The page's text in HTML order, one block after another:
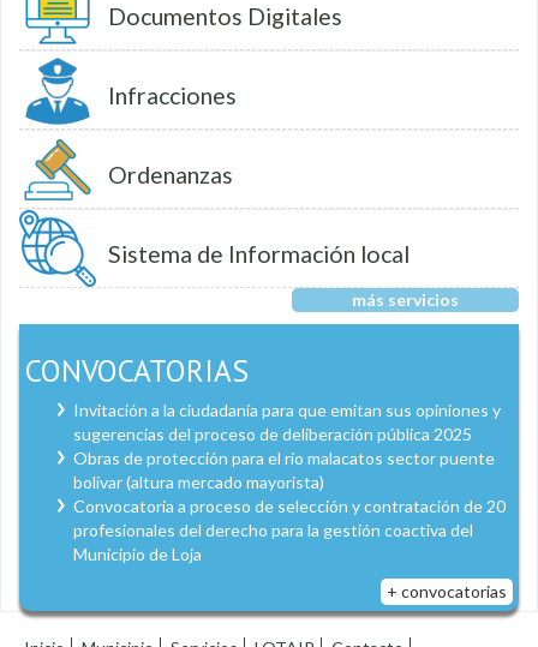
Documentos Digitales
Infracciones
Ordenanzas
Sistema de Información local
más servicios
CONVOCATORIAS
Invitación a la ciudadanía para que emitan sus opiniones y
sugerencias del proceso de deliberación pública 2025
Obras de protección para el río malacatos sector puente
bolívar (altura mercado mayorista)
Convocatoria a proceso de selección y contratación de 20
profesionales del derecho para la gestión coactiva del
Municipio de Loja
+ convocatorias